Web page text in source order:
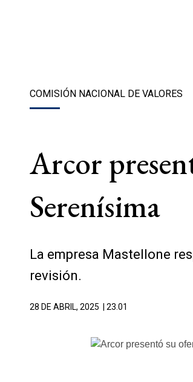
COMISIÓN NACIONAL DE VALORES
Arcor
Serenísima
La empresa Mastellone
revisión.
28 DE ABRIL, 2025 | 23.01